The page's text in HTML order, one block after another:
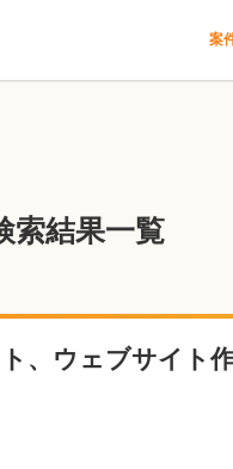
案
索結果一覧
、ウェブサイト